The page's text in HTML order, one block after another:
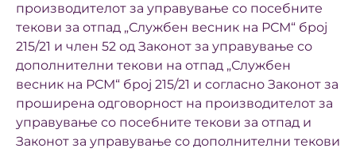
производителот за управување со посебните
текови за отпад „Службен весник на РСМ“ број
215/21 и член 52 од Законот за управување со
дополнителни текови на отпад „Службен
весник на РСМ“ број 215/21 и согласно Законот за
проширена одговорност на производителот за
управување со посебните текови за отпад и
Законот за управување со дополнителни текови